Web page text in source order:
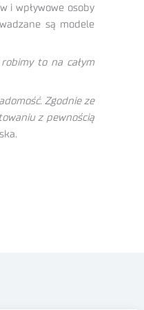
i wpływowe osoby
są modele
to na całym
Zgodnie ze
z pewnością